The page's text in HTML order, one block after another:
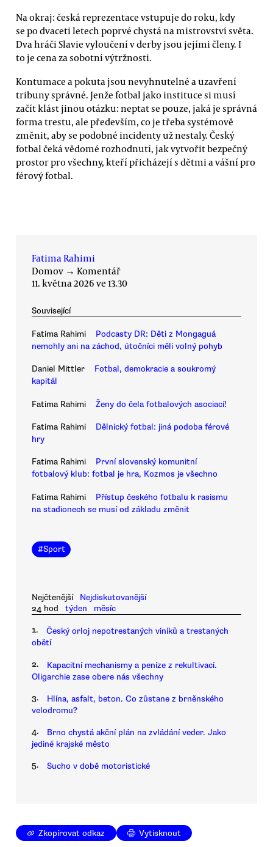
Na okraj: česká reprezentace vstupuje do roku, kdy
se po dvaceti letech poprvé chystá na mistrovství světa.
Dva hráči Slavie vyloučení v derby jsou jejími členy. I
to je cena za sobotní výtržnosti.
Kontumace a pokuta jsou nevyhnutelné a uzavření
tribuny správné. Jenže fotbal jako instituce si musí
začít klást jinou otázku: neptat se pouze, jaká je správná
forma trestu, ale především, co je třeba systémově
změnit, aby se podobné incidenty už nestaly. Český
fotbal čeká vědomé rozhodnutí, jak vytvořit bezpečný
prostor pro všechny, kteří přicházejí s dětmi a vášní pro
férový fotbal.
Fatima Rahimi
Domov → Komentář
11. května 2026 ve 13.30
Související
Fatima Rahimi
Podcasty DR: Děti z Mongaguá
nemohly ani na záchod, útočníci měli volný pohyb
Daniel Mittler
Fotbal, demokracie a soukromý
kapitál
Fatima Rahimi Ženy do čela fotbalových asociací!
Fatima Rahimi
Dělnický fotbal: jiná podoba férové
hry
Fatima Rahimi
První slovenský komunitní
fotbalový klub: fotbal je hra, Kozmos je všechno
Fatima Rahimi
Přístup českého fotbalu k rasismu
na stadionech se musí od základu změnit
#Sport
Nejčtenější
Nejdiskutovanější
24 hod
týden měsíc
1.
Český orloj nepotrestaných viníků a trestaných
obětí
2.
Kapacitní mechanismy a peníze z rekultivací.
Oligarchie zase obere nás všechny
3.
Hlína, asfalt, beton. Co zůstane z brněnského
velodromu?
4.
Brno chystá akční plán na zvládání veder. Jako
jediné krajské město
5. Sucho v době motoristické
Zkopírovat odkaz Vytisknout